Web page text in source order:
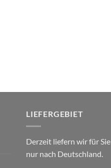
LIEFERGEBIET
Derzeit liefern wir für Sie
nur nach Deutschland.